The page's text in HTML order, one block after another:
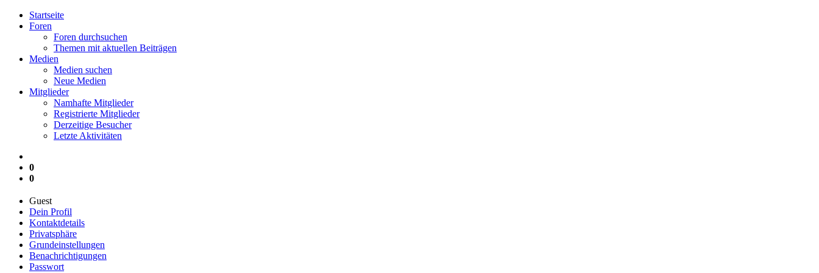
Startseite
Foren
Foren durchsuchen
Themen mit aktuellen Beiträgen
Medien
Medien suchen
Neue Medien
Mitglieder
Namhafte Mitglieder
Registrierte Mitglieder
Derzeitige Besucher
Letzte Aktivitäten
0
0
Guest
Dein Profil
Kontaktdetails
Privatsphäre
Grundeinstellungen
Benachrichtigungen
Passwort